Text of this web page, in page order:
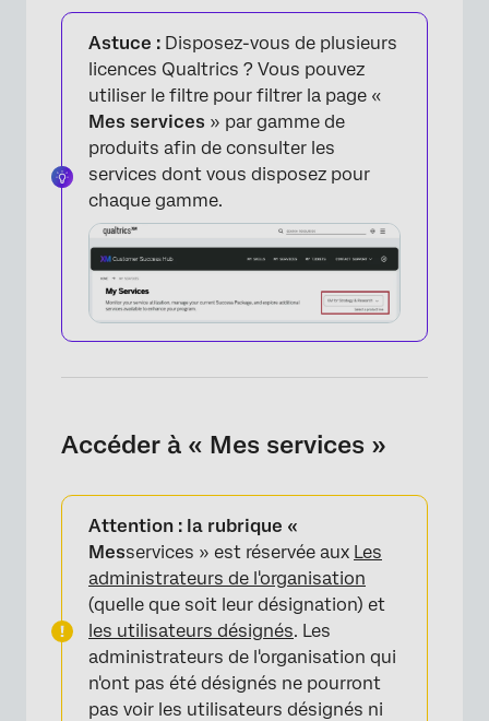
Astuce : Disposez-vous de plusieurs
licences Qualtrics ? Vous pouvez
utiliser le filtre pour filtrer la page «
Mes services » par gamme de
produits afin de consulter les
services dont vous disposez pour
chaque gamme.
Accéder à « Mes services »
Attention : la rubrique «
Messervices » est réservée aux Les
administrateurs de l'organisation
(quelle que soit leur désignation) et
les utilisateurs désignés. Les
administrateurs de l'organisation qui
n'ont pas été désignés ne pourront
pas voir les utilisateurs désignés ni